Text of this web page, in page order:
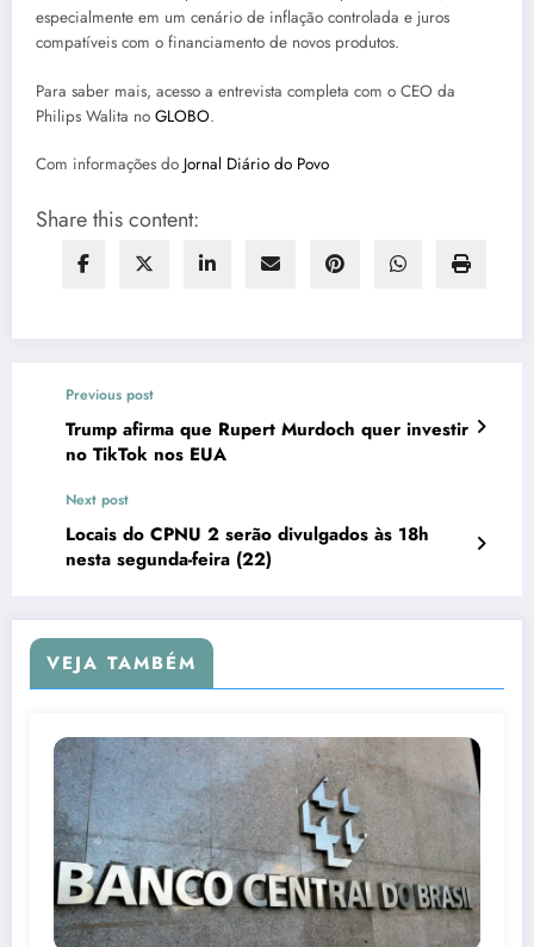
especialmente em um cenário de inflação controlada e juros
compatíveis com o financiamento de novos produtos.
Para saber mais, acesso a entrevista completa com o CEO da
Philips Walita no GLOBO.
Com informações do Jornal Diário do Povo
Share this content:
Previous post
Trump afirma que Rupert Murdoch quer investir
no TikTok nos EUA
Next post
Locais do CPNU 2 serão divulgados às 18h
nesta segunda-feira (22)
VEJA TAMBÉM